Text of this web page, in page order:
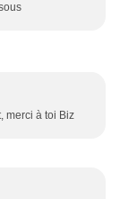
merci à toi Biz